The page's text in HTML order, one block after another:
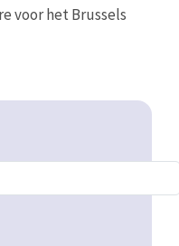
voor het Brussels